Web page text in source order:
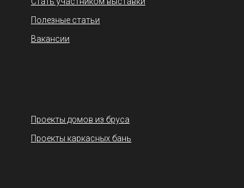
Полезные статьи
Вакансии
Проекты домов из бруса
Проекты каркасных бань